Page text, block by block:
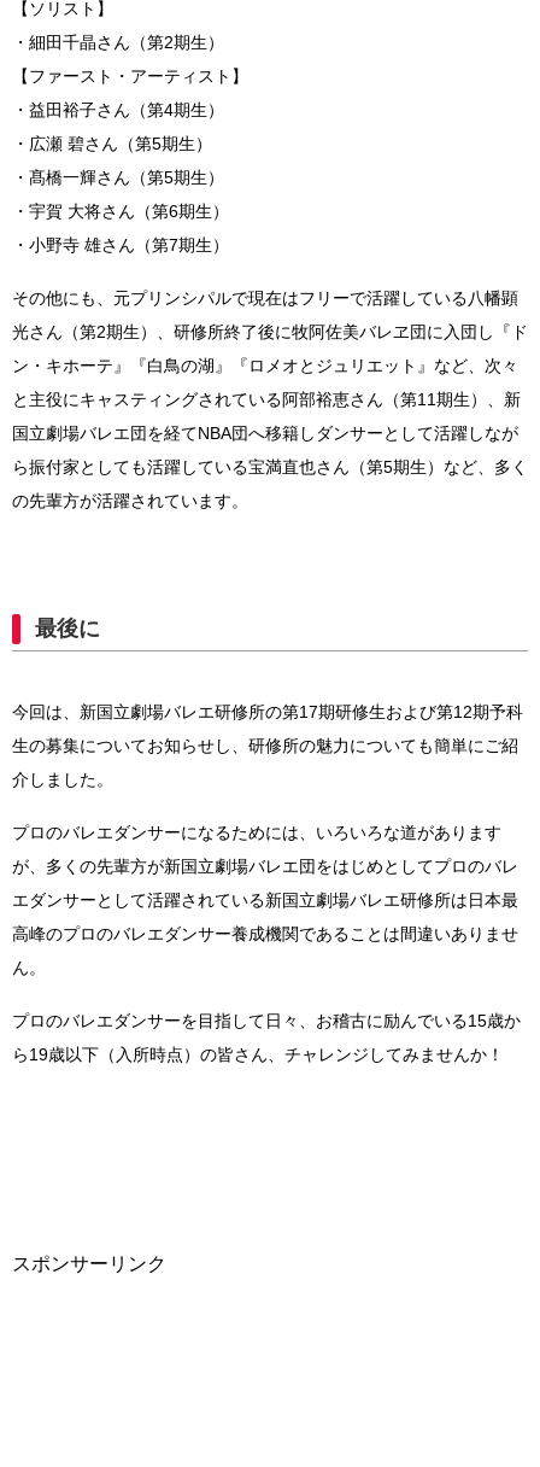
【ソリスト】
・細田千晶さん（第2期生）
【ファースト・アーティスト】
・益田裕子さん（第4期生）
・広瀬 碧さん（第5期生）
・髙橋一輝さん（第5期生）
・宇賀 大将さん（第6期生）
・小野寺 雄さん（第7期生）
その他にも、元プリンシパルで現在はフリーで活躍している八幡顕
光さん（第2期生）、研修所終了後に牧阿佐美バレヱ団に入団し『ド
ン・キホーテ』『白鳥の湖』『ロメオとジュリエット』など、次々
と主役にキャスティングされている阿部裕恵さん（第11期生）、新
国立劇場バレエ団を経てNBA団へ移籍しダンサーとして活躍しなが
ら振付家としても活躍している宝満直也さん（第5期生）など、多く
の先輩方が活躍されています。
最後に
今回は、新国立劇場バレエ研修所の第17期研修生および第12期予科
生の募集についてお知らせし、研修所の魅力についても簡単にご紹
介しました。
プロのバレエダンサーになるためには、いろいろな道があります
が、 多くの先輩方が新国立劇場バレエ団をはじめとしてプロのバレ
エダンサーとして活躍されている新国立劇場バレエ研修所は日本最
高峰のプロのバレエダンサー養成機関であることは間違いありませ
ん。
プロのバレエダンサーを目指して日々、お稽古に励んでいる15歳か
ら19歳以下（入所時点）の皆さん、チャレンジしてみませんか！
スポンサーリンク